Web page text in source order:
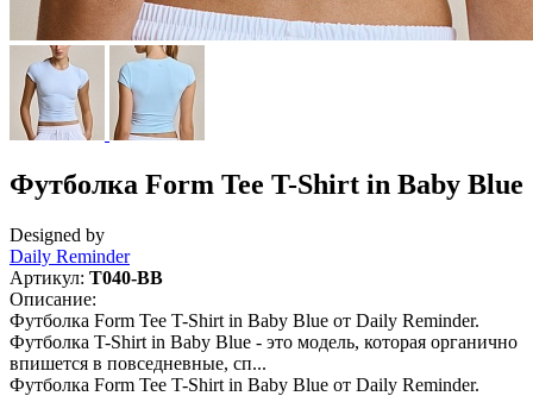
Футболка Form Tee T-Shirt in Baby Blue
Designed by
Daily Reminder
Артикул: T040-BB
Описание:
Футболка Form Tee T-Shirt in Baby Blue от Daily Reminder.
Футболка T-Shirt in Baby Blue - это модель, которая органично
впишется в повседневные, сп...
Футболка Form Tee T-Shirt in Baby Blue от Daily Reminder.